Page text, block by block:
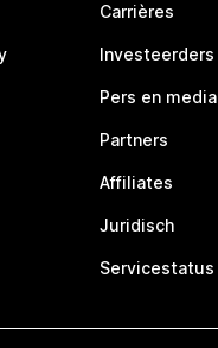
Carrières
Investeerders
Pers en media
Partners
Affiliates
Juridisch
Servicestatus